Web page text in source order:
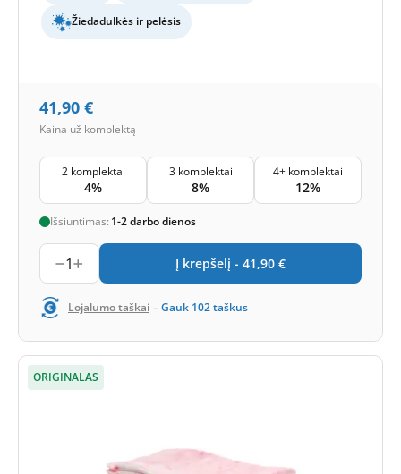
Žiedadulkės ir pelėsis
41,90 €
Kaina už komplektą
2 komplektai
4%
3 komplektai
8%
4+ komplektai
12%
Išsiuntimas: 1-2 darbo dienos
1 Į krepšelį - 41,90 €
Lojalumo taškai - Gauk 102taškus
ORIGINALAS